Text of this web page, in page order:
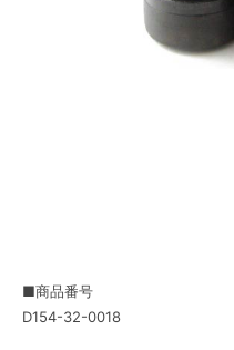
■商品番号
D154-32-0018